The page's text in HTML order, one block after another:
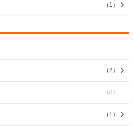
（ 1 ）
（2 ）
（0 ）
（ 1 ）